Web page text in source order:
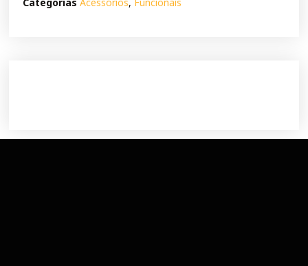
Categorias Acessórios, Funcionais